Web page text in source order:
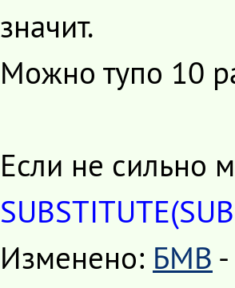
значит.
Можно тупо 10
Если не сильно
Изменено: БМВ -